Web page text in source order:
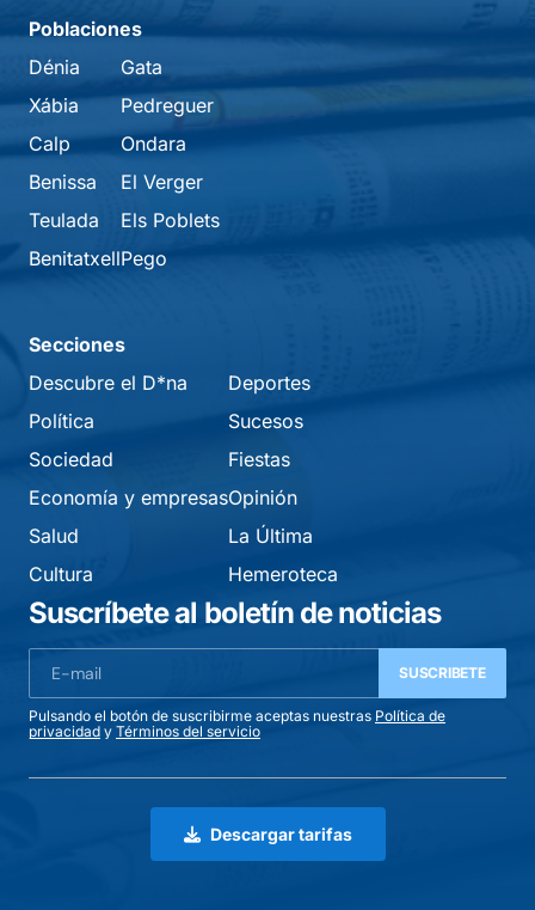
Poblaciones
Dénia
Xábia
Calp
Benissa
Teulada
Benitatxell
Gata
Pedreguer
Ondara
El Verger
Els Poblets
Pego
Secciones
Descubre el D*na
Política
Sociedad
Economía y empresas
Salud
Cultura
Deportes
Sucesos
Fiestas
Opinión
La Última
Hemeroteca
Suscríbete al boletín de noticias
SUSCRIBETE
Pulsando el botón de suscribirme aceptas nuestras Política de
privacidad y Términos del servicio
Descargar tarifas